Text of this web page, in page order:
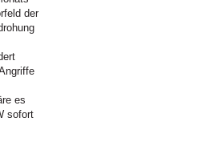
der
es
sofort